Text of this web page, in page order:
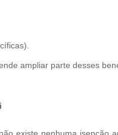
ampliar parte desses
existe nenhuma isenção